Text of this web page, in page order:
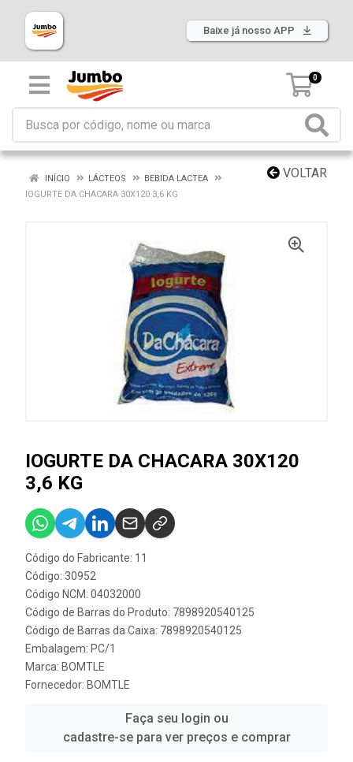
Baixe já nosso APP
0
VOLTAR
INÍCIO LÁCTEOS
BEBIDA LACTEA
IOGURTE DA CHACARA 30X120 3,6 KG
IOGURTE DA CHACARA 30X120
3,6 KG
Código do Fabricante: 11
Código: 30952
Código NCM: 04032000
Código de Barras do Produto: 7898920540125
Código de Barras da Caixa: 7898920540125
Embalagem: PC/1
Marca: BOMTLE
Fornecedor: BOMTLE
Faça seu login ou
cadastre-se para ver preços e comprar